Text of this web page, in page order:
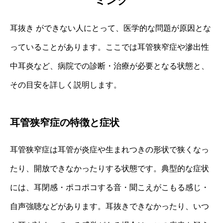
耳抜き ができない人にとって、医学的な問題が原因とな
っていることがあります。ここでは耳管狭窄症や滲出性
中耳炎など、病院での診断・治療が必要となる状態と、
その目安を詳しく説明します。
耳管狭窄症の特徴と症状
耳管狭窄症は耳管が炎症や生まれつきの形状で狭くなっ
たり、開放できなかったりする状態です。典型的な症状
には、耳閉感・ポコポコする音・聞こえがこもる感じ・
自声強聴などがあります。耳抜きできなかったり、いつ